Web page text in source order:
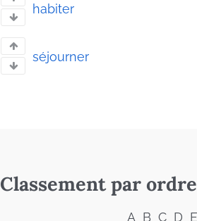
habiter
séjourner
Classement par
A B C D E